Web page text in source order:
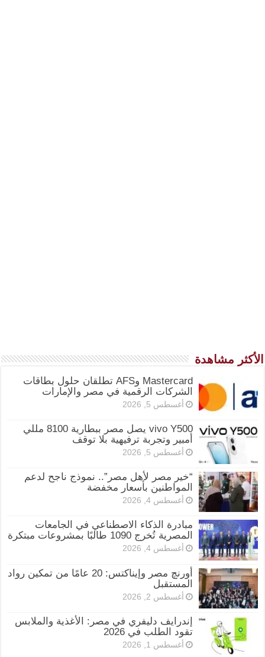
الأكثر مشاهدة
Mastercard وAFS تطلقان حلول بطاقات
الشركات الرقمية في مصر والإمارات
أغسطس 5, 2026
vivo Y500 يصل مصر ببطارية 8100 مللي
أمبير وتجربة ترفيهية بلا توقف
أغسطس 5, 2026
“خير مصر لأهل مصر”.. نموذج ناجح لدعم
المواطنين بأسعار مخفضة
أغسطس 4, 2026
مبادرة الذكاء الاصطناعي في الجامعات
المصرية تُخرج 1090 طالبًا بمشروعات مبتكرة
أغسطس 4, 2026
أورنچ مصر وإيناكتس: 20 عامًا من تمكين رواد
المستقبل
أغسطس 2, 2026
إندرايف دليفري في مصر: الأغذية والملابس
تقود الطلب في 2026
أغسطس 1, 2026